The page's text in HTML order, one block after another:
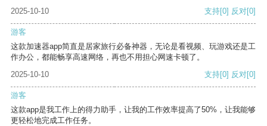
2025-10-10
支持[0] 反对[0]
游客
这款加速器app简直是居家旅行必备神器，无论是看视频、玩游戏还是工
作办公，都能畅享高速网络，再也不用担心网速卡顿了。
2025-10-10
支持[0] 反对[0]
游客
这款app是我工作上的得力助手，让我的工作效率提高了50%，让我能够
更轻松地完成工作任务。